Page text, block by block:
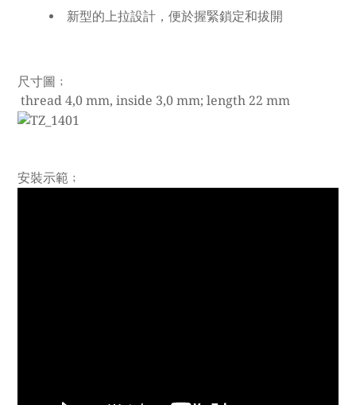
新型的上拉設計，便於握緊鎖定和拔開
尺寸圖﹔
thread 4,0 mm, inside 3,0 mm; length 22 mm
安裝示範﹔